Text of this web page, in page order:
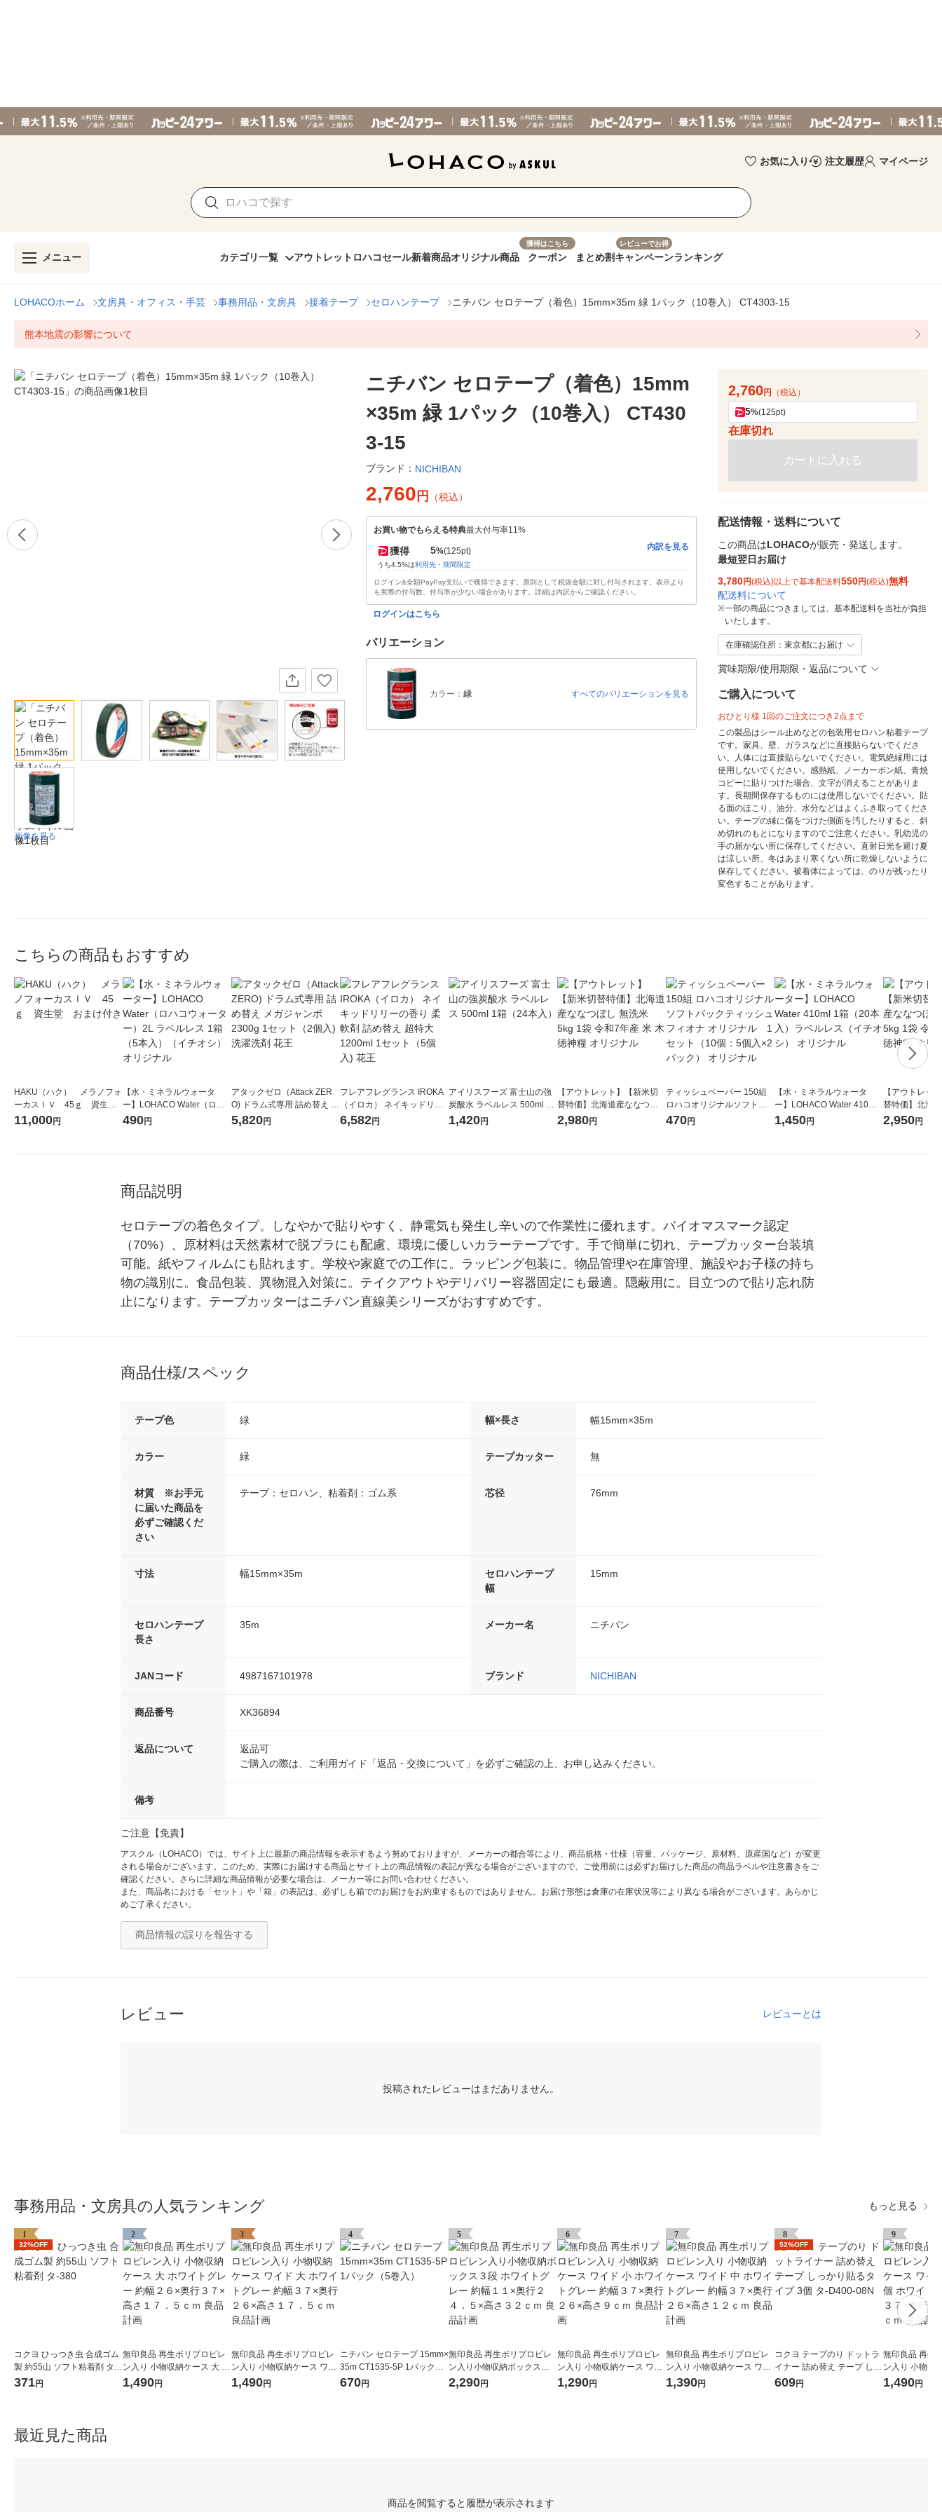
お気に入り 注文履歴 マイページ
メニュー カテゴリ一覧 アウトレット ロハコセール新着商品オリジナル商品
獲得はこちら
クーポン まとめ割
レビューでお得
キャンペーンランキング
LOHACOホーム 文房具・オフィス・手芸 事務用品・文房具 接着テープ セロハンテープ ニチバン セロテープ（着色）15mm×35m 緑 1パック（10巻入） CT4303-15
熊本地震の影響について
画像を見る
ニチバン セロテープ（着色）15mm
×35m 緑 1パック（10巻入） CT430
3-15
ブランド： NICHIBAN
2,760 円 （税込）
お買い物でもらえる特典最大付与率11%
獲得 5%(125pt)
うち4.5%は利用先・期間限定
内訳を見る
ログイン&全額PayPay支払いで獲得できます。原則として税抜金額に対し付与されます。表示より
も実際の付与数、付与率が少ない場合があります。詳細は内訳からご確認ください。
ログインはこちら
バリエーション
カラー： 緑 すべてのバリエーションを見る
2,760円 （税込）
5%(125pt)
在庫切れ
カートに入れる
配送情報・送料について
この商品はLOHACOが販売・発送します。
最短翌日お届け
3,780円(税込)以上で基本配送料550円(税込)無料
配送料について
※一部の商品につきましては、基本配送料を当社が負担
いたします。
在庫確認住所：東京都にお届け
賞味期限/使用期限・返品について
ご購入について
おひとり様 1回のご注文につき2点まで
この製品はシール止めなどの包装用セロハン粘着テープ
です。家具、壁、ガラスなどに直接貼らないでくださ
い。人体には直接貼らないでください。電気絶縁用には
使用しないでください。感熱紙、ノーカーボン紙、青焼
コピーに貼りつけた場合、文字が消えることがありま
す。長期間保存するものには使用しないでください。貼
る面のほこり、油分、水分などはよくふき取ってくださ
い。テープの縁に傷をつけた側面を汚したりすると、斜
め切れのもとになりますのでご注意ください。乳幼児の
手の届かない所に保存してください。直射日光を避け夏
は涼しい所、冬はあまり寒くない所に乾燥しないように
保存してください。被着体によっては、のりが残ったり
変色することがあります。
こちらの商品もおすすめ
HAKU（ハク） メラノフォ
ーカスＩＶ 45ｇ 資生
堂 おまけ付き
11,000円
【水・ミネラルウォータ
ー】LOHACO Water（ロハ
コウォーター）2L ラベルレ
490円
アタックゼロ（Attack ZER
O) ドラム式専用 詰め替え メ
ガジャンボ 2300g 1セット
5,820円
フレアフレグランス IROKA
（イロカ） ネイキッドリリ
ーの香り 柔軟剤 詰め替え 超
6,582円
アイリスフーズ 富士山の強
炭酸水 ラベルレス 500ml 1
箱（24本入）
1,420円
【アウトレット】【新米切
替特価】北海道産ななつぼ
し 無洗米 5kg 1袋 令和7年産
2,980円
ティッシュペーパー 150組
ロハコオリジナルソフトパ
ックティッシュ フィオナ オ
470円
【水・ミネラルウォータ
ー】LOHACO Water 410ml
1箱（20本入）ラベルレス
1,450円
【アウトレッ
替特価】北海
し 精白米 5kg
2,950円
商品説明
セロテープの着色タイプ。しなやかで貼りやすく、静電気も発生し辛いので作業性に優れます。バイオマスマーク認定
（70%）、原材料は天然素材で脱プラにも配慮、環境に優しいカラーテープです。手で簡単に切れ、テープカッター台装填
可能。紙やフィルムにも貼れます。学校や家庭での工作に。ラッピング包装に。物品管理や在庫管理、施設やお子様の持ち
物の識別に。食品包装、異物混入対策に。テイクアウトやデリバリー容器固定にも最適。隠蔽用に。目立つので貼り忘れ防
止になります。テープカッターはニチバン直線美シリーズがおすすめです。
商品仕様/スペック
テープ色 緑 幅×長さ 幅15mm×35m
カラー 緑 テープカッター 無
材質 ※お手元
に届いた商品を
必ずご確認くだ
さい
テープ：セロハン、粘着剤：ゴム系 芯径 76mm
寸法 幅15mm×35m
セロハンテープ
幅
15mm
セロハンテープ
長さ
35m メーカー名 ニチバン
JANコード 4987167101978 ブランド NICHIBAN
商品番号 XK36894
返品について
返品可
ご購入の際は、ご利用ガイド「返品・交換について」を必ずご確認の上、お申し込みください。
備考
ご注意【免責】
アスクル（LOHACO）では、サイト上に最新の商品情報を表示するよう努めておりますが、メーカーの都合等により、商品規格・仕様（容量、パッケージ、原材料、原産国など）が変更
される場合がございます。このため、実際にお届けする商品とサイト上の商品情報の表記が異なる場合がございますので、ご使用前には必ずお届けした商品の商品ラベルや注意書きをご
確認ください。さらに詳細な商品情報が必要な場合は、メーカー等にお問い合わせください。
また、商品名における「セット」や「箱」の表記は、必ずしも箱でのお届けをお約束するものではありません。お届け形態は倉庫の在庫状況等により異なる場合がございます。あらかじ
めご了承ください。
商品情報の誤りを報告する
レビュー レビューとは
投稿されたレビューはまだありません。
事務用品・文房具の人気ランキング もっと見る
1
32%OFF
コクヨ ひっつき虫 合成ゴム
製 約55山 ソフト粘着剤 タ-3
80
371円
2
無印良品 再生ポリプロピレ
ン入り 小物収納ケース 大 ホ
ワイトグレー 約幅２６×奥行
1,490円
3
無印良品 再生ポリプロピレ
ン入り 小物収納ケース ワイ
ド 大 ホワイトグレー 約幅３
1,490円
4
ニチバン セロテープ 15mm×
35m CT1535-5P 1パック（5
巻入）
670円
5
無印良品 再生ポリプロピレ
ン入り小物収納ボックス３
段 ホワイトグレー 約幅１１
2,290円
6
無印良品 再生ポリプロピレ
ン入り 小物収納ケース ワイ
ド 小 ホワイトグレー 約幅３
1,290円
7
無印良品 再生ポリプロピレ
ン入り 小物収納ケース ワイ
ド 中 ホワイトグレー 約幅３
1,390円
8
52%OFF
コクヨ テープのり ドットラ
イナー 詰め替え テープ しっ
かり貼るタイプ 3個 タ-D400
609円
9
無印良品 再生
ン入り 小物収
ド 小 引出２個
1,490円
最近見た商品
商品を閲覧すると履歴が表示されます